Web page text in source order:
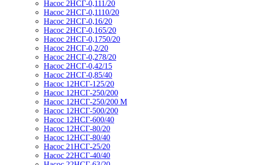
Насос 2НСГ-0,111/20
Насос 2НСГ-0,1110/20
Насос 2НСГ-0,16/20
Насос 2НСГ-0,165/20
Насос 2НСГ-0,1750/20
Насос 2НСГ-0,2/20
Насос 2НСГ-0,278/20
Насос 2НСГ-0,42/15
Насос 2НСГ-0,85/40
Насос 12НСГ-125/20
Насос 12НСГ-250/200
Насос 12НСГ-250/200 М
Насос 12НСГ-500/200
Насос 12НСГ-600/40
Насос 12НСГ-80/20
Насос 12НСГ-80/40
Насос 21НСГ-25/20
Насос 22НСГ-40/40